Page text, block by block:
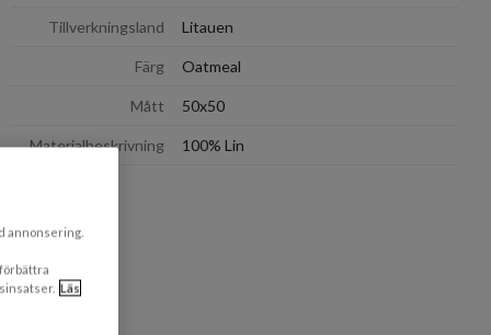
Tillverkningsland Litauen
Färg Oatmeal
Mått 50x50
Materialbeskrivning 100% Lin
annonsering.
Läs